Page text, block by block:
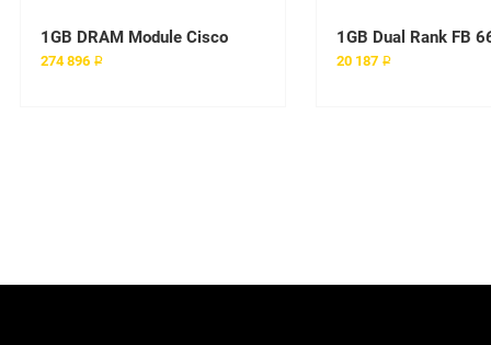
1GB DRAM Module Cisco
274 896 ₽ 20 187 ₽